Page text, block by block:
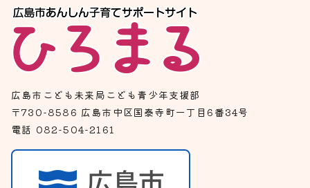
広島市こども未来局こども青少年支援部
〒730-8586 広島市中区国泰寺町一丁目6番34号
電話 082-504-2161